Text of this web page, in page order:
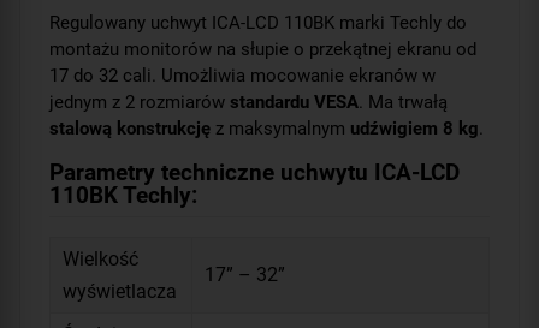
Regulowany uchwyt ICA-LCD 110BK marki Techly do
montażu monitorów na słupie o przekątnej ekranu od
17 do 32 cali. Umożliwia mocowanie ekranów w
jednym z 2 rozmiarów standardu VESA. Ma trwałą
stalową konstrukcję z maksymalnym udźwigiem 8 kg.
Parametry techniczne uchwytu ICA-LCD
110BK Techly:
Wielkość
wyświetlacza
17” – 32”